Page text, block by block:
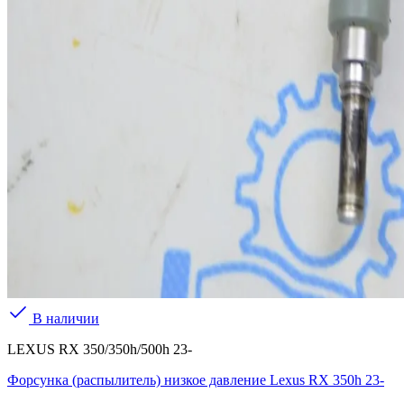
В наличии
LEXUS RX 350/350h/500h 23-
Форсунка (распылитель) низкое давление Lexus RX 350h 23-